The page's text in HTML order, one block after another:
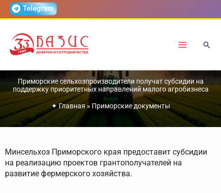
ПерейтиTelegram
Приморские сельхозпроизводители получат субсидии на
поддержку приоритетных направлений малого агробизнеса
✦Главная » Приморские документы
Минсельхоз Приморского края предоставит субсидии
на реализацию проектов грантополучателей на
развитие фермерского хозяйства.